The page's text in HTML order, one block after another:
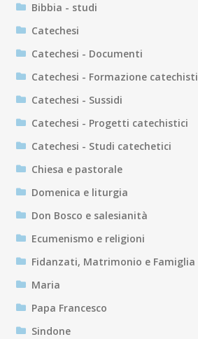
Bibbia - studi
Catechesi
Catechesi - Documenti
Catechesi - Formazione catechisti
Catechesi - Sussidi
Catechesi - Progetti catechistici
Catechesi - Studi catechetici
Chiesa e pastorale
Domenica e liturgia
Don Bosco e salesianità
Ecumenismo e religioni
Fidanzati, Matrimonio e Famiglia
Maria
Papa Francesco
Sindone